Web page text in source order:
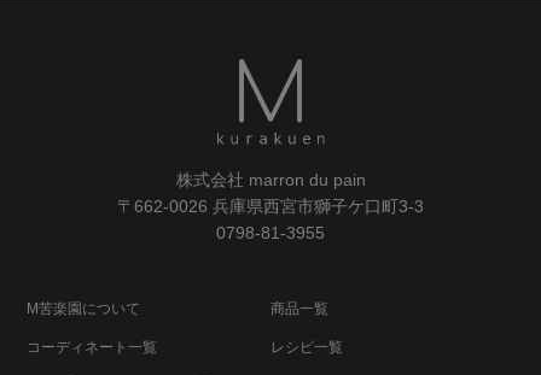
株式会社 marron du pain
〒662-0026 兵庫県西宮市獅子ケ口町3-3
0798-81-3955
M苦楽園について 商品一覧
コーディネート一覧 レシピ一覧